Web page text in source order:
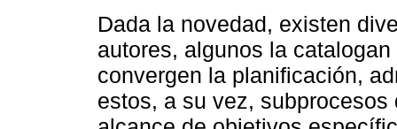
Dada la novedad, existen
autores, algunos la
convergen la planificación,
estos, a su vez,